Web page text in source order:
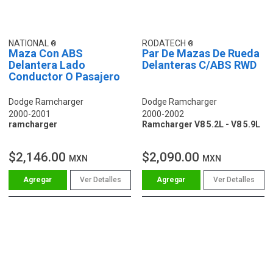
NATIONAL
Maza Con ABS
Delantera Lado
Conductor O Pasajero
Dodge Ramcharger
2000-2001
ramcharger
$2,146.00 MXN
Ver Detalles
RODATECH
Par De Mazas De Rueda
Delanteras C/ABS RWD
Dodge Ramcharger
2000-2002
Ramcharger V8 5.2L - V8 5.9L
$2,090.00 MXN
Ver Detalles